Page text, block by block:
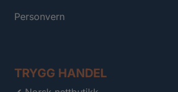
Personvern
TRYGG HANDEL